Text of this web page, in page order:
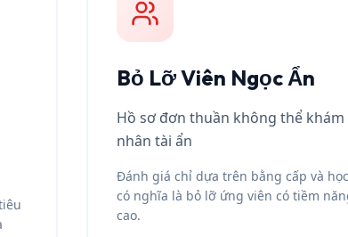
Bỏ Lỡ Viên Ngọc Ẩn
Hồ sơ đơn thuần không thể khám
nhân tài ẩn
Đánh giá chỉ dựa trên bằng cấp và
có nghĩa là bỏ lỡ ứng viên có tiềm
cao.